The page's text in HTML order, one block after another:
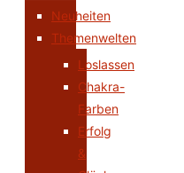
Neuheiten
Themenwelten
Loslassen
Chakra-
Farben
Erfolg
&